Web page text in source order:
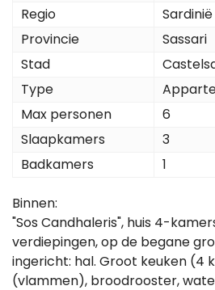
Regio
Sardinië
Provincie
Sassari
Stad
Type
Max personen
6
Slaapkamers
3
Badkamers
1
Binnen:
"Sos Candhaleris", huis 4-
verdiepingen, op de begane
ingericht: hal. Groot keuken (4
(vlammen), broodrooster,